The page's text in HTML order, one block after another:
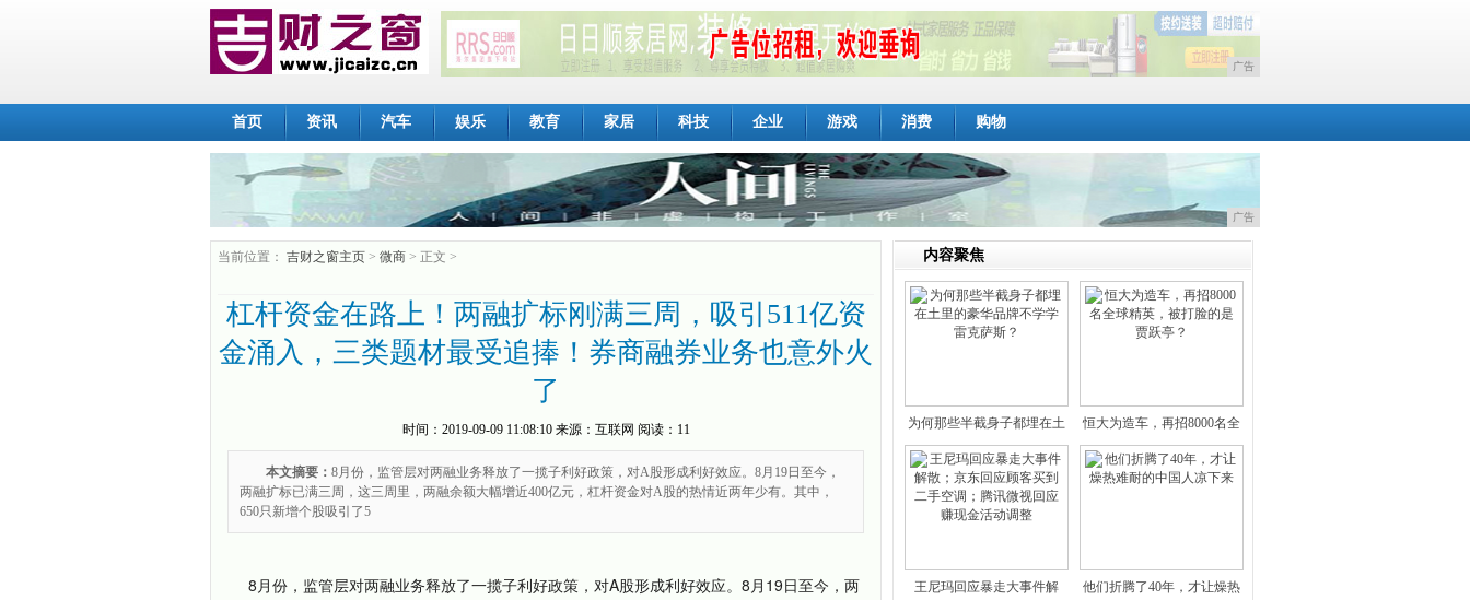
广告
首页 资讯 汽车 娱乐 教育 家居 科技 企业 游戏 消费 购物
广告
当前位置： 吉财之窗主页 > 微商 > 正文 >
杠杆资金在路上！两融扩标刚满三周，吸引511亿资
金涌入，三类题材最受追捧！券商融券业务也意外火
了
时间： 2019-09-09 11:08:10来源： 互联网 阅读：11
本文摘要： 8月份，监管层对两融业务释放了一揽子利好政策，对A股形成利好效应。8月19日至今，
两融扩标已满三周，这三周里，两融余额大幅增近400亿元，杠杆资金对A股的热情近两年少有。其中，
650只新增个股吸引了5
8月份，监管层对两融业务释放了一揽子利好政策，对A股形成利好效应。8月19日至今，两
内容聚焦
为何那些半截身子都埋在土
里的豪
恒大为造车，再招8000名全
球
王尼玛回应暴走大事件解
他们折腾了40年，才让燥热